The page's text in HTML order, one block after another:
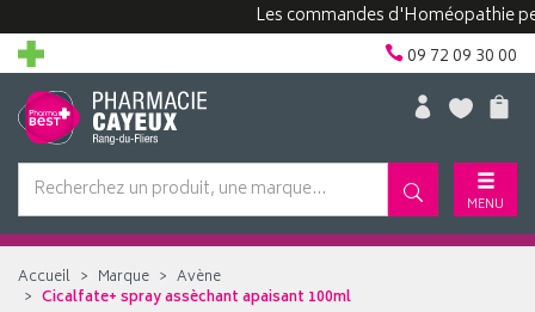
Les commandes d'Homéopathie
09 72 09 30 00
MENU
Accueil Marque
Avène
Cicalfate+ spray assèchant apaisant 100ml